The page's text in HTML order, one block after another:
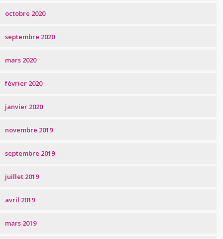
octobre 2020
septembre 2020
mars 2020
février 2020
janvier 2020
novembre 2019
septembre 2019
juillet 2019
avril 2019
mars 2019